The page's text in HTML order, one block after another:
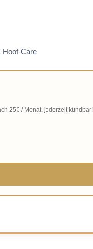
Hoof-Care
25€ / Monat, jederzeit kündbar!